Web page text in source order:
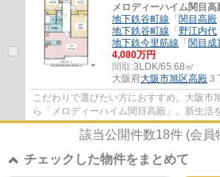
メロディーハイム関目高
地下鉄谷町線 「 関目高殿
地下鉄谷町線 「 野江内代
地下鉄今里筋線 「 関目成
4,080万円
間取:3LDK/65.68㎡
大阪府大阪市旭区高殿 ３
こだわりで選びたい方におすすめ。大阪市
ら「メロディーハイム関目高殿」。新生活
の物件があります。バルコニーをご活用い
該当公開件数18件 (会員
チェックした物件をまとめて